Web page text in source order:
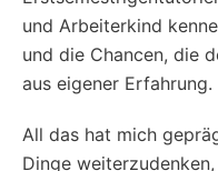
und Arbeiterkind
und die Chancen, die
aus eigener Erfahrung.
All das hat mich
Dinge